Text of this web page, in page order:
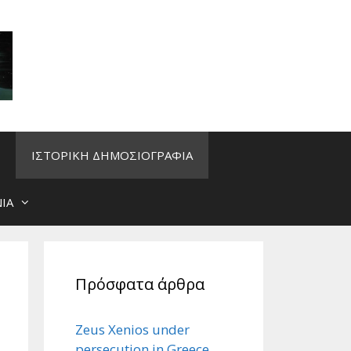
ΙΣΤΟΡΙΚΗ ΔΗΜΟΣΙΟΓΡΑΦΙΑ
Πρόσφατα άρθρα
Zeus Xenios under